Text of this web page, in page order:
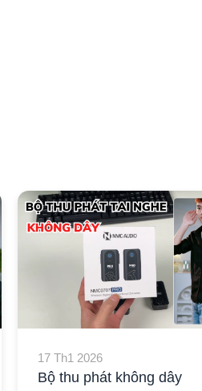
17 Th1 2026
Bộ thu phát không dây